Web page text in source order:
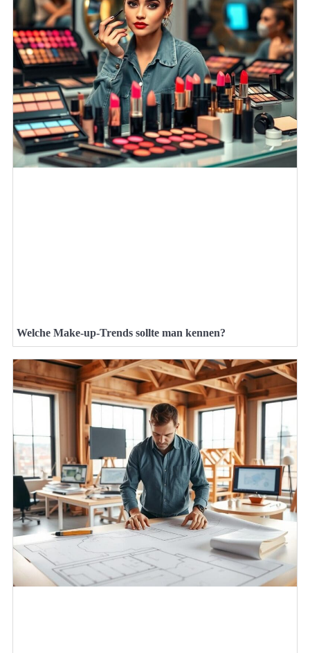
Welche Make-up-Trends sollte man kennen?